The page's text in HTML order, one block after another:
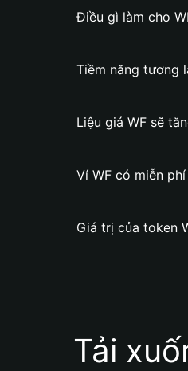
Điều gì làm cho
Tiềm năng tương
Liệu giá WF sẽ
Ví WF có miễn
Giá trị của token
Tải